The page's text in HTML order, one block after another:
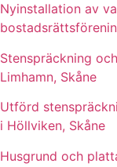
Nyinstallation av
Stenspräckning
Limhamn, Skåne
Utförd
i Höllviken, Skåne
Husgrund och